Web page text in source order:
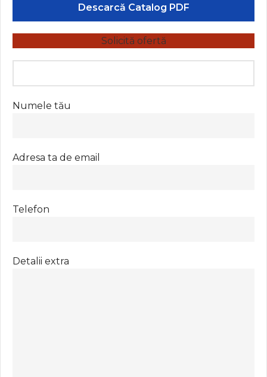
Descarcă Catalog PDF
Solicită ofertă
Numele tău
Adresa ta de email
Telefon
Detalii extra